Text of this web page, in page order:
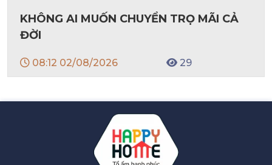
KHÔNG AI MUỐN CHUYỂN TRỌ MÃI CẢ
ĐỜI
08:12 02/08/2026 29